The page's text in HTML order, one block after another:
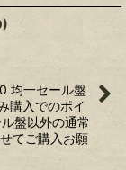
均一セール盤
購入でのポイ
盤以外の通常
てご購入お願